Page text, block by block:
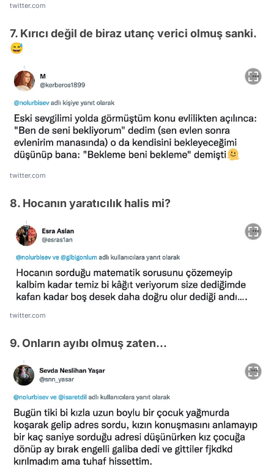
twitter.com
7. Kırıcı değil de biraz utanç verici olmuş sanki.
😅
twitter.com
8. Hocanın yaratıcılık halis mi?
twitter.com
9. Onların ayıbı olmuş zaten...